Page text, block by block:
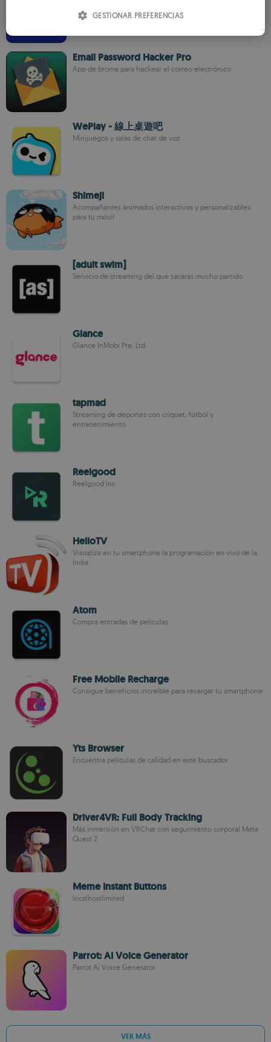
Email Password Hacker Pro
App de broma para hackear el correo electrónico
WePlay - 線上桌遊吧
Minijuegos y salas de chat de voz
Shimeji
Acompañantes animados interactivos y personalizables
para tu móvil
[adult swim]
Servicio de streaming del que sacarás mucho partido
Glance
Glance InMobi Pte. Ltd.
tapmad
Streaming de deportes con críquet, fútbol y
entretenimiento
Reelgood
Reelgood Inc.
HelloTV
Visualiza en tu smartphone la programación en vivo de la
India
Atom
Compra entradas de películas
Free Mobile Recharge
Consigue beneficios increíble para recargar tu smartphone
Yts Browser
Encuentra películas de calidad en este buscador
Driver4VR: Full Body Tracking
Más inmersión en VRChat con seguimiento corporal Meta
Quest 2
Meme Instant Buttons
localhostlimited
Parrot: AI Voice Generator
Parrot Ai Voice Generator
VER MÁS
GESTIONAR PREFERENCIAS